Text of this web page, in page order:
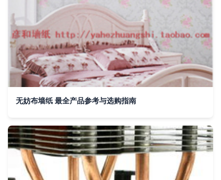
无妨布墙纸 最全产品参考与选购指南